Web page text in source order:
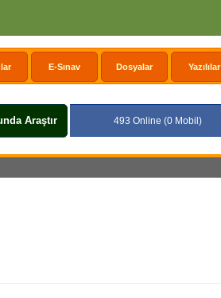
E-Sınav Dosyalar Yazılılar
Araştır 493 Online (0 Mobil)